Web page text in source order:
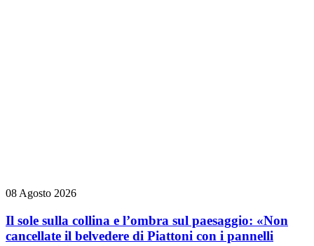
08 Agosto 2026
Il sole sulla collina e l’ombra sul paesaggio: «Non
cancellate il belvedere di Piattoni con i pannelli